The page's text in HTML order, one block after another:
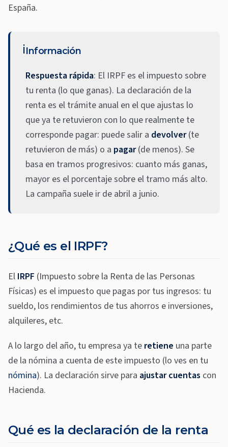
España.
ℹ️Información
Respuesta rápida: El IRPF es el impuesto sobre
tu renta (lo que ganas). La declaración de la
renta es el trámite anual en el que ajustas lo
que ya te retuvieron con lo que realmente te
corresponde pagar: puede salir a devolver(te
retuvieron de más) o a pagar(de menos). Se
basa en tramos progresivos: cuanto más ganas,
mayor es el porcentaje sobre el tramo más alto.
La campaña suele ir de abril a junio.
¿Qué es el IRPF?
El IRPF (Impuesto sobre la Renta de las Personas
Físicas) es el impuesto que pagas por tus ingresos: tu
sueldo, los rendimientos de tus ahorros e inversiones,
alquileres, etc.
A lo largo del año, tu empresa ya te retiene una parte
de la nómina a cuenta de este impuesto (lo ves en tu
nómina). La declaración sirve para ajustar cuentas con
Hacienda.
Qué es la declaración de la renta